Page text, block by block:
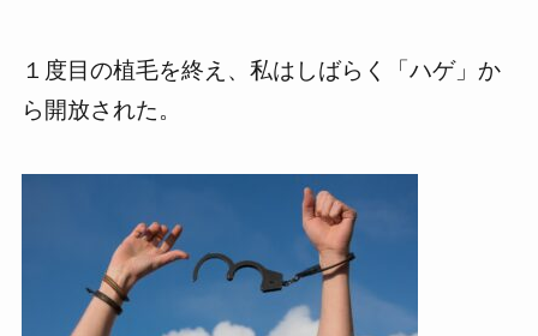
１度目の植毛を終え、 私はしばらく「ハゲ」か
ら開放された。